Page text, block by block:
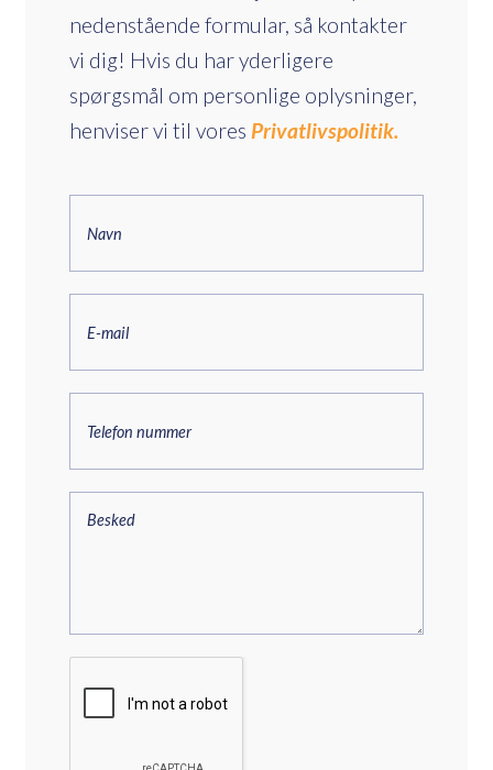
nedenstående formular, så kontakter
vi dig! Hvis du har yderligere
spørgsmål om personlige oplysninger,
henviser vi til vores Privatlivspolitik.